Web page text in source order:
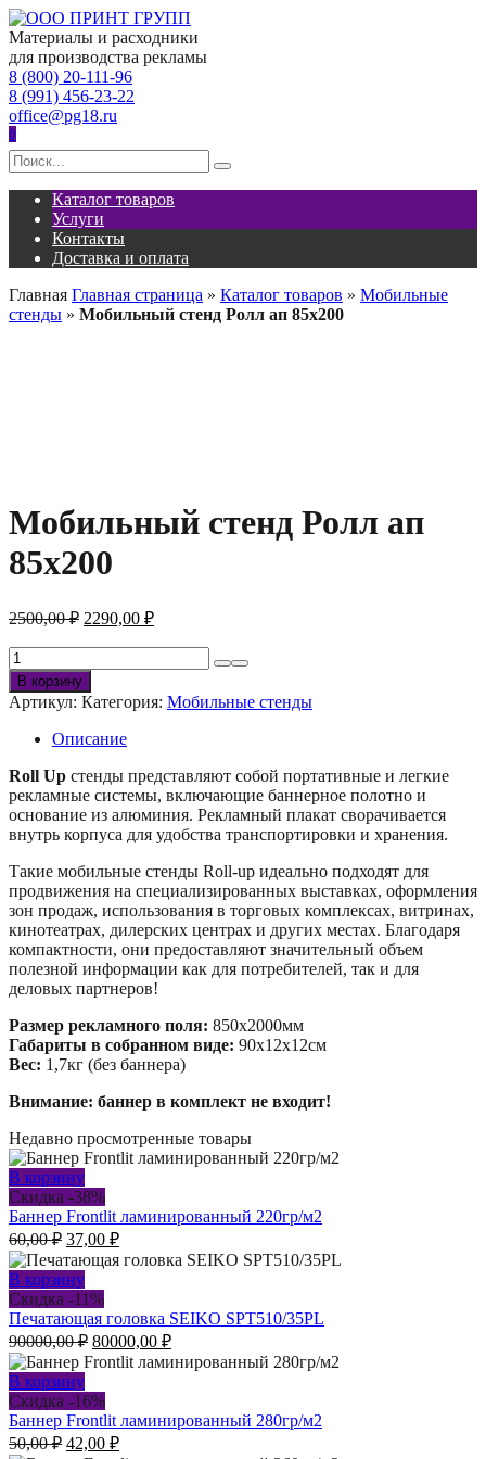
Перейти
к
содержанию
Материалы и расходники
для производства рекламы
8 (800) 20-111-96
8 (991) 456-23-22
office@pg18.ru
0
Search
for:
Каталог товаров
Услуги
Контакты
Доставка и оплата
Главная Главная страница » Каталог товаров » Мобильные
стенды » Мобильный стенд Ролл ап 85х200
Мобильный стенд Ролл ап
85х200
2500,00₽ Первоначальная
составляла
2500,00 ₽.
2290,00 ₽Текущая
2290,00 ₽.
Количество
товара
Мобильный
стенд
Ролл
85х200
В корзину
Артикул: Категория: Мобильные стенды
Описание
Roll Up стенды представляют собой портативные и легкие
рекламные системы, включающие баннерное полотно и
основание из алюминия. Рекламный плакат сворачивается
внутрь корпуса для удобства транспортировки и хранения.
Такие мобильные стенды Roll-up идеально подходят для
продвижения на специализированных выставках, оформления
зон продаж, использования в торговых комплексах, витринах,
кинотеатрах, дилерских центрах и других местах. Благодаря
компактности, они предоставляют значительный объем
полезной информации как для потребителей, так и для
деловых партнеров!
Размер рекламного поля: 850х2000мм
Габариты в собранном виде: 90х12х12см
Вес: 1,7кг (без баннера)
Внимание: баннер в комплект не входит!
Недавно просмотренные товары
В корзину
Скидка -38%
Баннер Frontlit ламинированный 220гр/м2
60,00₽ Первоначальная
цена
составляла
60,00 ₽.
37,00 ₽Текущая
цена:
В корзину
Скидка -11%
Печатающая головка SEIKO SPT510/35PL
90000,00₽ Первоначальная
цена
90000,00 ₽.
80000,00 ₽Текущая
цена:
В корзину
Скидка -16%
Баннер Frontlit ламинированный 280гр/м2
50,00₽ Первоначальная
42,00 ₽Текущая